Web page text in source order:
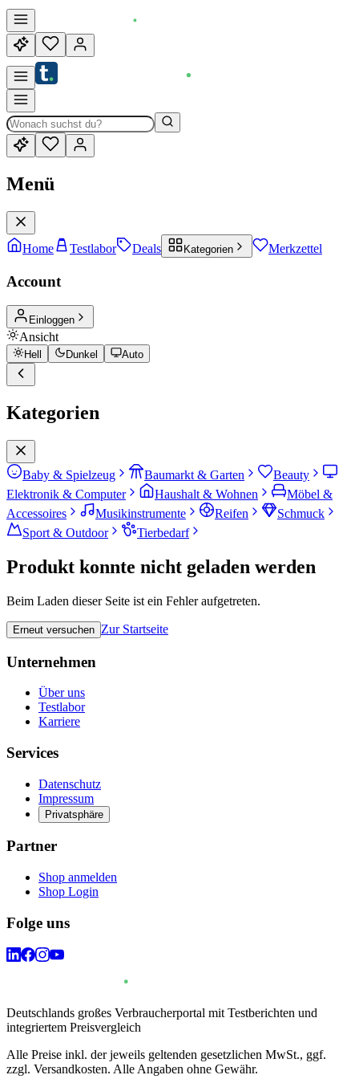
Menü
Home Testlabor Deals Kategorien Merkzettel
Account
Einloggen
Ansicht
Hell Dunkel Auto
Kategorien
Baby & Spielzeug Baumarkt & Garten
Beauty
Elektronik & Computer
Haushalt & Wohnen
Möbel &
Accessoires
Musikinstrumente Reifen
Schmuck
Sport & Outdoor
Tierbedarf
Produkt konnte nicht geladen werden
Beim Laden dieser Seite ist ein Fehler aufgetreten.
Erneut versuchen Zur Startseite
Unternehmen
Über uns
Testlabor
Karriere
Services
Datenschutz
Impressum
Privatsphäre
Partner
Shop anmelden
Shop Login
Folge uns
Deutschlands großes Verbraucherportal mit Testberichten und
integriertem Preisvergleich
Alle Preise inkl. der jeweils geltenden gesetzlichen MwSt., ggf.
zzgl. Versandkosten. Alle Angaben ohne Gewähr.